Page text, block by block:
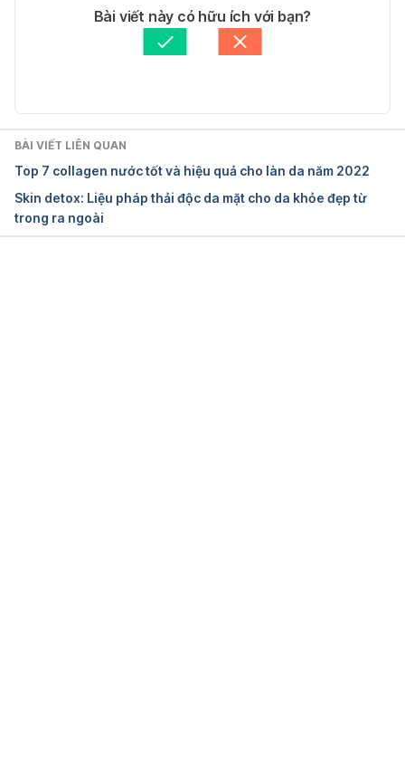
2. Red Light Therapy
Ngày truy cập: 20/6/2022
3. Efficacy of mesotherapy in facial rejuvenation: a
histological and immunohistochemical evaluation
Tác giả: Phương Võ
Tham vấn y khoa: Ban Tham vấn Y khoa Hello Bacsi
Linh Nguyễn
Bài viết này có hữu ích với bạn?
BÀI VIẾT LIÊN QUAN
Top 7 collagen nước tốt và hiệu quả cho làn da năm 2022
Skin detox: Liệu pháp thải độc da mặt cho da khỏe đẹp từ
trong ra ngoài